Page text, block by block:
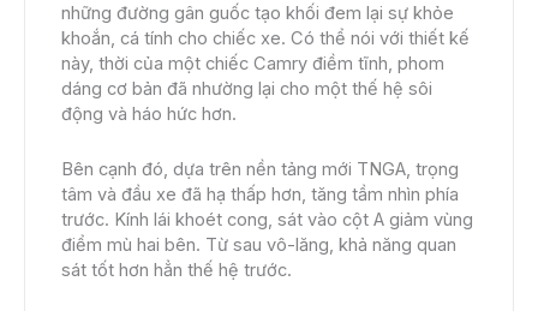
những đường gân guốc tạo khối đem lại sự khỏe
khoắn, cá tính cho chiếc xe. Có thể nói với thiết kế
này, thời của một chiếc Camry điềm tĩnh, phom
dáng cơ bản đã nhường lại cho một thế hệ sôi
động và háo hức hơn.
Bên cạnh đó, dựa trên nền tảng mới TNGA, trọng
tâm và đầu xe đã hạ thấp hơn, tăng tầm nhìn phía
trước. Kính lái khoét cong, sát vào cột A giảm vùng
điểm mù hai bên. Từ sau vô-lăng, khả năng quan
sát tốt hơn hẳn thế hệ trước.